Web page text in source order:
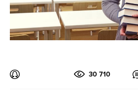
30 710